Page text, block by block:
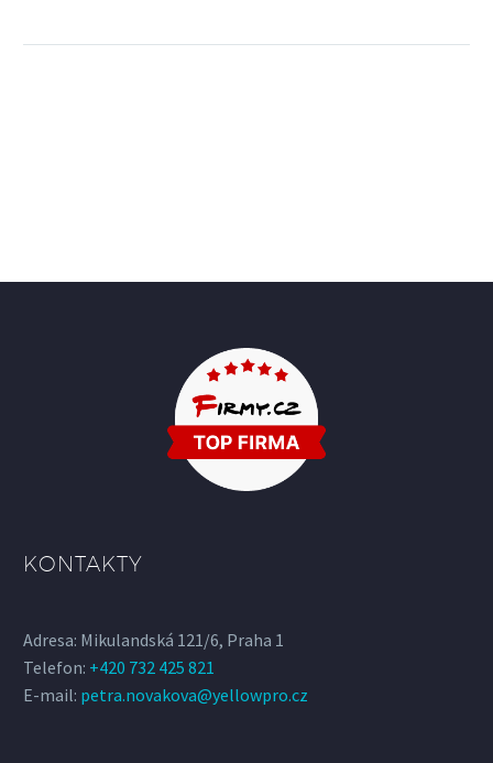
KONTAKTY
Adresa: Mikulandská 121/6, Praha 1
Telefon: +420 732 425 821
E-mail: petra.novakova@yellowpro.cz